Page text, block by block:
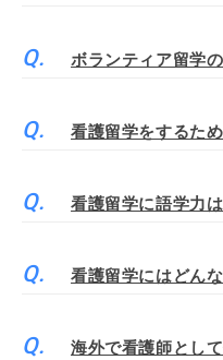
ボランティア留学
看護留学をするた
看護留学に語学力
看護留学にはどん
海外で看護師とし